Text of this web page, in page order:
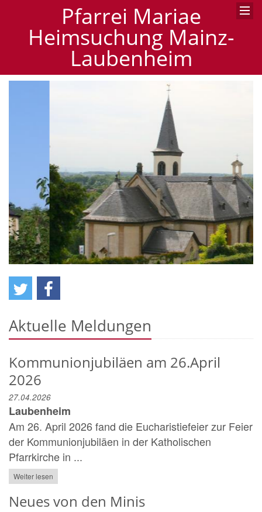
Pfarrei Mariae
Heimsuchung Mainz-
Laubenheim
Aktuelle Meldungen
Kommunionjubiläen am 26.April
2026
27.04.2026
Laubenheim
Am 26. April 2026 fand die Eucharistiefeier zur Feier
der Kommunionjubiläen in der Katholischen
Pfarrkirche in ...
Weiter lesen
Neues von den Minis